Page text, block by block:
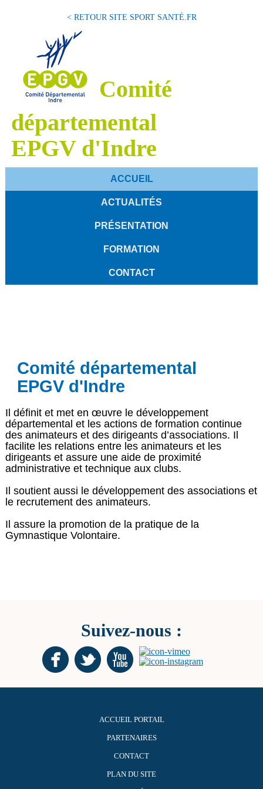
< RETOUR SITE SPORT SANTÉ.FR
Comité
départemental
EPGV d'Indre
ACCUEIL
ACTUALITÉS
PRÉSENTATION
FORMATION
CONTACT
Comité départemental
EPGV d'Indre
Il définit et met en œuvre le développement
départemental et les actions de formation continue
des animateurs et des dirigeants d’associations. Il
facilite les relations entre les animateurs et les
dirigeants et assure une aide de proximité
administrative et technique aux clubs.
Il soutient aussi le développement des associations et
le recrutement des animateurs.
Il assure la promotion de la pratique de la
Gymnastique Volontaire.
Suivez-nous :
ACCUEIL PORTAIL
PARTENAIRES
CONTACT
PLAN DU SITE